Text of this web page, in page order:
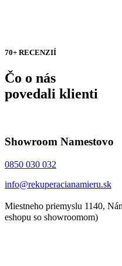
70+ RECENZIÍ
Čo o nás
povedali klienti
Showroom Namestovo
0850 030 032
info@rekuperacianamieru.sk
Miestneho priemyslu 1140,
eshopu so showroomom)